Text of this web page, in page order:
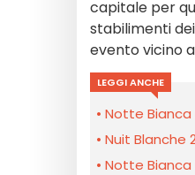
capitale per
stabilimenti
evento vicino
LEGGI ANCHE
Notte Bianca
Nuit Blanche
Notte